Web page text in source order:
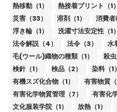
熱移動（1）
熱接着プリント（1）
災害（33）
溶剤（1） 消費者
浮き輪（1）
洗濯寸法安定性（1）
法令解説（4）
法令（3） 水
毛(ウール)織物の種類（1）
殺虫
検針（1）
検品（2） 染料（1）
有機スズ化合物（1）
有害物質（
有害化学物質管理（7）
有害化
文化服装学院（1）
放熱（1）